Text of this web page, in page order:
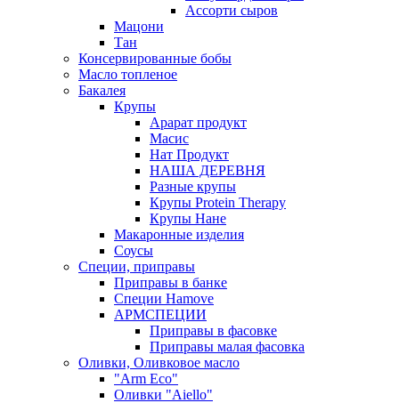
Ассорти сыров
Мацони
Тан
Консервированные бобы
Масло топленое
Бакалея
Крупы
Арарат продукт
Масис
Нат Продукт
НАША ДЕРЕВНЯ
Разные крупы
Крупы Protein Therapy
Крупы Нане
Макаронные изделия
Соусы
Специи, приправы
Приправы в банке
Специи Hamove
АРМСПЕЦИИ
Приправы в фасовке
Приправы малая фасовка
Оливки, Оливковое масло
"Arm Eco"
Оливки "Aiello"